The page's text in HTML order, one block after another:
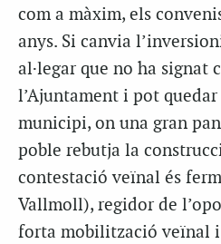
com a màxim, els
anys. Si canvia
al·legar que no ha signat
l’Ajuntament i pot quedar
municipi, on una gran
poble rebutja la
contestació veïnal és
Vallmoll), regidor de
forta mobilització veïnal